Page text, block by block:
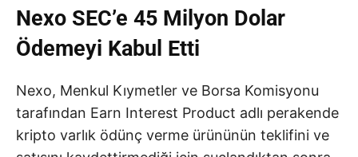
Nexo SEC’e 45 Milyon Dolar
Ödemeyi Kabul Etti
Nexo, Menkul Kıymetler ve Borsa Komisyonu
tarafından Earn Interest Product adlı perakende
kripto varlık ödünç verme ürününün teklifini ve